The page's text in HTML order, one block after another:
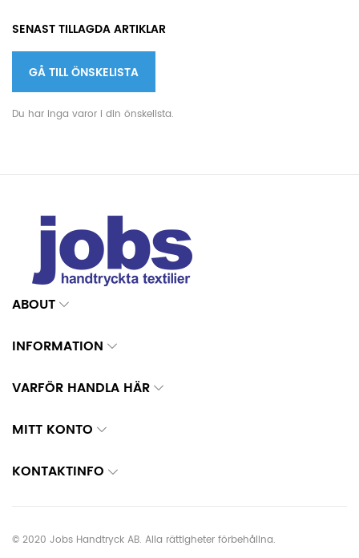
SENAST TILLAGDA ARTIKLAR
GÅ TILL ÖNSKELISTA
Du har inga varor i din önskelista.
ABOUT
INFORMATION
VARFÖR HANDLA HÄR
MITT KONTO
KONTAKTINFO
© 2020 Jobs Handtryck AB. Alla rättigheter förbehållna.